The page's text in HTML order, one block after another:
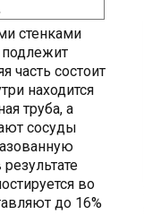
стенками
часть состоит
находится
труба, а
сосуды
во
до 16%